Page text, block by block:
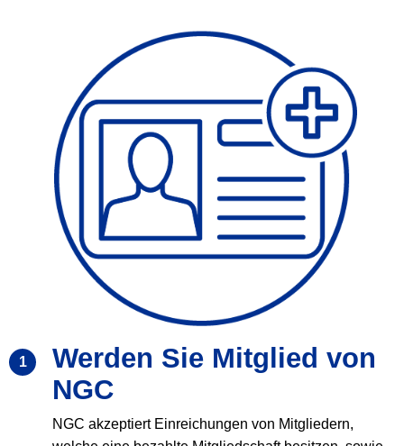
1
Werden Sie Mitglied von
NGC
NGC akzeptiert Einreichungen von Mitgliedern,